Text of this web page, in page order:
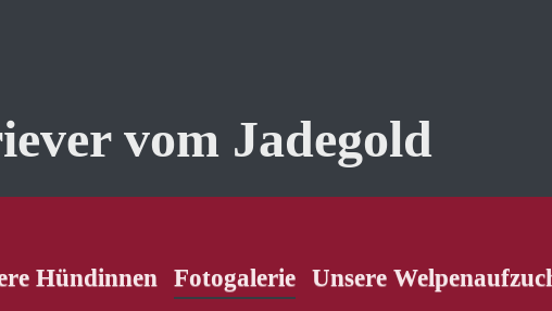
vom Jadegold
Hündinnen Fotogalerie Unsere